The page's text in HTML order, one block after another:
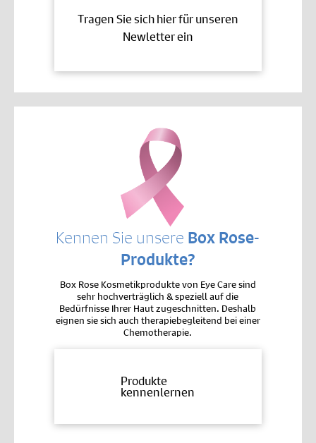
Tragen Sie sich hier für unseren
Newletter ein
Kennen Sie unsere Box Rose-
Produkte?
Box Rose Kosmetikprodukte von Eye Care sind
sehr hochverträglich & speziell auf die
Bedürfnisse Ihrer Haut zugeschnitten. Deshalb
eignen sie sich auch therapiebegleitend bei einer
Chemotherapie.
Produkte
kennenlernen